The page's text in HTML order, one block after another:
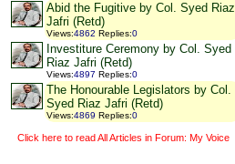
Abid the Fugitive by Col. Syed Riaz
Jafri (Retd)
Views:4862 Replies:0
Investiture Ceremony by Col. Syed
Riaz Jafri (Retd)
Views:4897 Replies:0
The Honourable Legislators by Col.
Syed Riaz Jafri (Retd)
Views:4869 Replies:0
Click here to read All Articles in Forum: My Voice